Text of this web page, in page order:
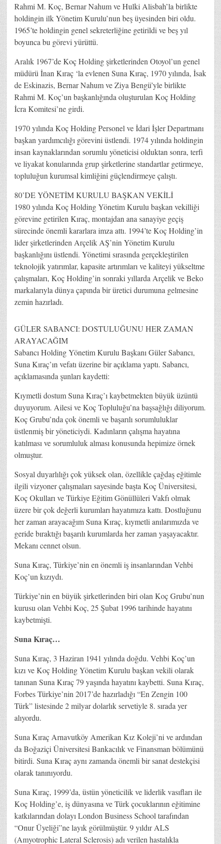
Rahmi M. Koç, Bernar Nahum ve Hulki Alisbah’la birlikte
holdingin ilk Yönetim Kurulu’nun beş üyesinden biri oldu.
1965’te holdingin genel sekreterliğine getirildi ve beş yıl
boyunca bu görevi yürüttü.
Aralık 1967’de Koç Holding şirketlerinden Otoyol’un genel
müdürü İnan Kıraç ‘la evlenen Suna Kıraç, 1970 yılında, İsak
de Eskinazis, Bernar Nahum ve Ziya Bengü’yle birlikte
Rahmi M. Koç’un başkanlığında oluşturulan Koç Holding
İcra Komitesi’ne girdi.
1970 yılında Koç Holding Personel ve İdari İşler Departmanı
başkan yardımcılığı görevini üstlendi. 1974 yılında holdingin
insan kaynaklarından sorumlu yöneticisi olduktan sonra, terfi
ve liyakat konularında grup şirketlerine standartlar getirme­ye,
topluluğun kurumsal kimliğini güçlendirmeye çalıştı.
80’DE YÖNETİM KURULU BAŞKAN VEKİLİ
1980 yılında Koç Holding Yönetim Kurulu başkan vekilliği
görevine getirilen Kıraç, montajdan ana sa­nayiye geçiş
sürecinde önemli kararlara imza attı. 1994’te Koç Holding’in
lider şirketlerinden Arçelik AŞ’nin Yönetim Kurulu
başkanlığını üstlendi. Yönetimi sırasında gerçekleştirilen
teknolojik yatırımlar, kapasite artırımları ve kaliteyi yükseltme
çalışmaları, Koç Holding’in sonra­ki yıllarda Arçelik ve Beko
markalarıyla dünya çapında bir üretici durumuna gelmesine
zemin hazırladı.
GÜLER SABANCI: DOSTULUĞUNU HER ZAMAN
ARAYACAĞIM
Sabancı Holding Yönetim Kurulu Başkanı Güler Sabancı,
Suna Kıraç’ın vefatı üzerine bir açıklama yaptı. Sabancı,
açıklamasında şunları kaydetti:
Kıymetli dostum Suna Kıraç’ı kaybetmekten büyük üzüntü
duyuyorum. Ailesi ve Koç Topluluğu’na başsağlığı diliyorum.
Koç Grubu’nda çok önemli ve başarılı sorumluluklar
üstlenmiş bir yöneticiydi. Kadınların çalışma hayatına
katılması ve sorumluluk alması konusunda hepimize örnek
olmuştur.
Sosyal duyarlılığı çok yüksek olan, özellikle çağdaş eğitimle
ilgili vizyoner çalışmaları sayesinde başta Koç Üniversitesi,
Koç Okulları ve Türkiye Eğitim Gönüllüleri Vakfı olmak
üzere bir çok değerli kurumları hayatımıza kattı. Dostluğunu
her zaman arayacağım Suna Kıraç, kıymetli anılarımızda ve
geride bıraktığı başarılı kurumlarda her zaman yaşayacaktır.
Mekanı cennet olsun.
Suna Kıraç, Türkiye’nin en önemli iş insanlarından Vehbi
Koç’un kızıydı.
Türkiye’nin en büyük şirketlerinden biri olan Koç Grubu’nun
kurusu olan Vehbi Koç, 25 Şubat 1996 tarihinde hayatını
kaybetmişti.
Suna Kıraç…
Suna Kıraç, 3 Haziran 1941 yılında doğdu. Vehbi Koç’un
kızı ve Koç Holding Yönetim Kurulu başkan vekili olarak
tanınan Suna Kıraç 79 yaşında hayatını kaybetti. Suna Kıraç,
Forbes Türkiye’nin 2017’de hazırladığı “En Zengin 100
Türk” listesinde 2 milyar dolarlık servetiyle 8. sırada yer
alıyordu.
Suna Kıraç Arnavutköy Amerikan Kız Koleji’ni ve ardından
da Boğaziçi Üniversitesi Bankacılık ve Finansman bölümünü
bitirdi. Suna Kıraç aynı zamanda önemli bir sanat destekçisi
olarak tanınıyordu.
Suna Kıraç, 1999’da, üstün yöneticilik ve liderlik vasıfları ile
Koç Holding’e, iş dünyasına ve Türk çocuklarının eğitimine
katkılarından dolayı London Business School tarafından
“Onur Üyeliği”ne layık görülmüştür. 9 yıldır ALS
(Amyotrophic Lateral Sclerosis) adı verilen hastalıkla